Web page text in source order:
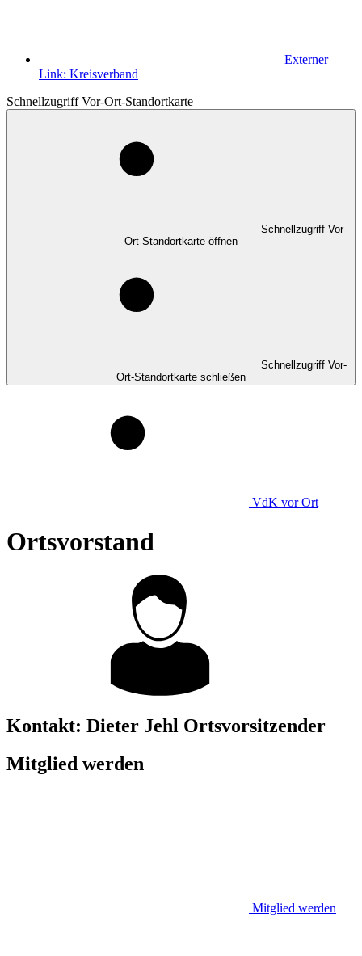
Externer
Link: Kreisverband
Schnellzugriff Vor-Ort-Standortkarte
Schnellzugriff Vor-
Ort-Standortkarte öffnen
Schnellzugriff Vor-
Ort-Standortkarte schließen
VdK vor Ort
Ortsvorstand
Kontakt: Dieter Jehl Ortsvorsitzender
Mitglied werden
Mitglied werden